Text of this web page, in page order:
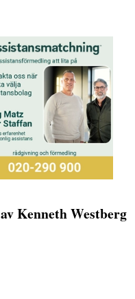
Kenneth Westberg